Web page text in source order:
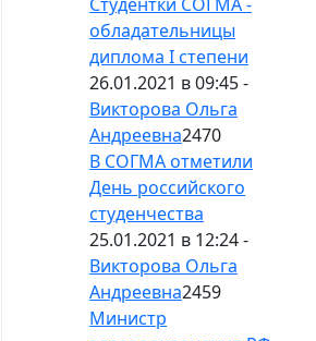
обладательницы
диплома I cтепени
26.01.2021 в 09:45 -
Викторова Ольга
Андреевна2470
В СОГМА отметили
День российского
студенчества
25.01.2021 в 12:24 -
Викторова Ольга
Андреевна2459
Министр